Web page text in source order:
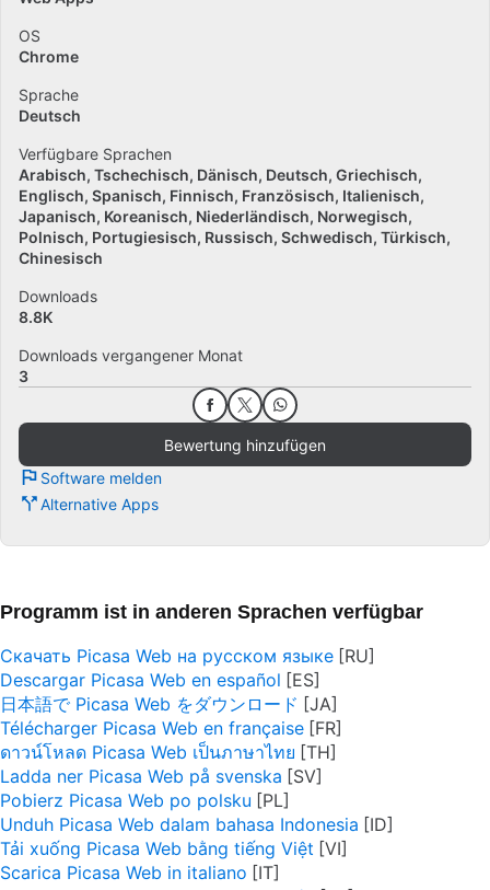
OS
Chrome
Sprache
Deutsch
Verfügbare Sprachen
Arabisch Tschechisch Dänisch Deutsch Griechisch
Englisch Spanisch Finnisch Französisch Italienisch
Japanisch Koreanisch Niederländisch Norwegisch
Polnisch Portugiesisch Russisch Schwedisch Türkisch
Chinesisch
Downloads
8.8K
Downloads vergangener Monat
3
Bewertung hinzufügen
Software melden
Alternative Apps
Programm ist in anderen Sprachen verfügbar
Скачать Picasa Web на русском языке
Descargar Picasa Web en español
日本語で Picasa Web をダウンロード
Télécharger Picasa Web en française
ดาวน์โหลด Picasa Web เป็นภาษาไทย
Ladda ner Picasa Web på svenska
Pobierz Picasa Web po polsku
Unduh Picasa Web dalam bahasa Indonesia
Tải xuống Picasa Web bằng tiếng Việt
Scarica Picasa Web in italiano